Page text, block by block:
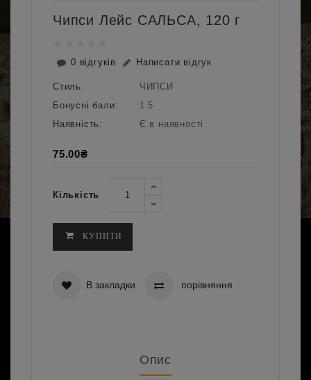
Чипси Лейс САЛЬСА, 120 г
0 відгуків Написати відгук
Стиль:
ЧИПСИ
Бонусні бали:
1.5
Наявність:
Є в наявності
75.00₴
Кількість
КУПИТИ
В закладки порівняння
Опис